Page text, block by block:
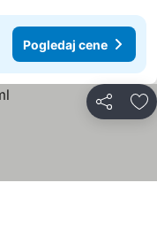
Pogledaj cene
Deli